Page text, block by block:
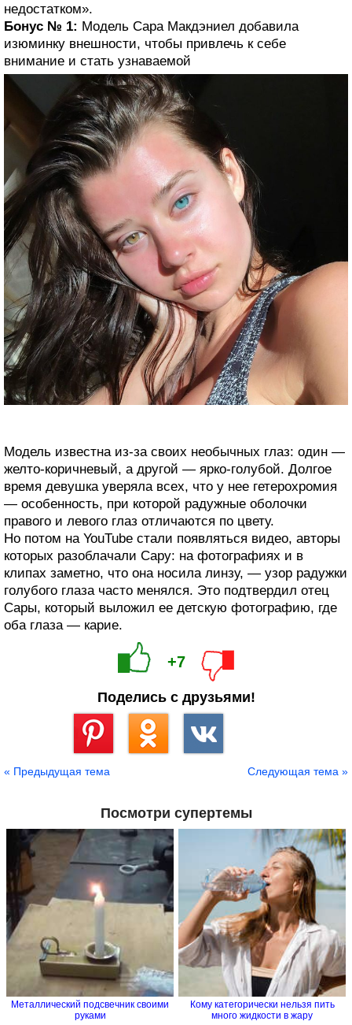
недостатком».
Бонус № 1: Модель Сара Макдэниел добавила
изюминку внешности, чтобы привлечь к себе
внимание и стать узнаваемой
Модель известна из‑за своих необычных глаз: один —
желто-коричневый, а другой — ярко-голубой. Долгое
время девушка уверяла всех, что у нее гетерохромия
— особенность, при которой радужные оболочки
правого и левого глаз отличаются по цвету.
Но потом на YouTube стали появляться видео, авторы
которых разоблачали Сару: на фотографиях и в
клипах заметно, что она носила линзу, — узор радужки
голубого глаза часто менялся. Это подтвердил отец
Сары, который выложил ее детскую фотографию, где
оба глаза — карие.
+7
Поделись с друзьями!
« Предыдущая тема Следующая тема »
Посмотри супертемы
Металлический подсвечник своими
руками
Кому категорически нельзя пить
много жидкости в жару